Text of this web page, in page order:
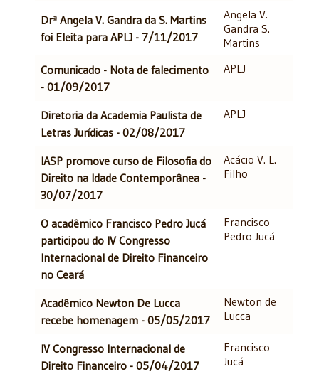
Drª Angela V. Gandra da S. Martins
foi Eleita para APLJ - 7/11/2017
Angela V.
Gandra S.
Martins
Comunicado - Nota de falecimento
- 01/09/2017
APLJ
Diretoria da Academia Paulista de
Letras Jurídicas - 02/08/2017
APLJ
IASP promove curso de Filosofia do
Direito na Idade Contemporânea -
30/07/2017
Acácio V. L.
Filho
O acadêmico Francisco Pedro Jucá
participou do IV Congresso
Internacional de Direito Financeiro
no Ceará
Francisco
Pedro Jucá
Acadêmico Newton De Lucca
recebe homenagem - 05/05/2017
Newton de
Lucca
IV Congresso Internacional de
Direito Financeiro - 05/04/2017
Francisco
Jucá